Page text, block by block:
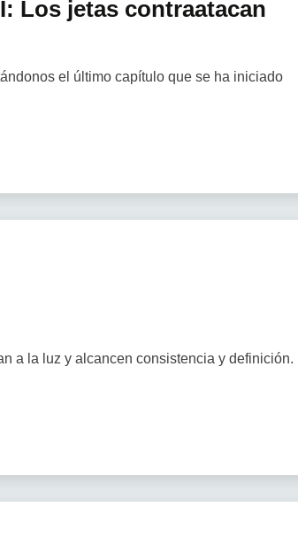
Los jetas contraatacan
el último capítulo que se ha iniciado
a la luz y alcancen consistencia y definición.